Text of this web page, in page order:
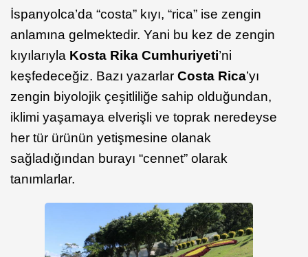
İspanyolca’da “costa” kıyı, “rica” ise zengin
anlamına gelmektedir. Yani bu kez de zengin
kıyılarıyla Kosta Rika Cumhuriyeti’ni
keşfedeceğiz. Bazı yazarlar Costa Rica’yı
zengin biyolojik çeşitliliğe sahip olduğundan,
iklimi yaşamaya elverişli ve toprak neredeyse
her tür ürünün yetişmesine olanak
sağladığından burayı “cennet” olarak
tanımlarlar.